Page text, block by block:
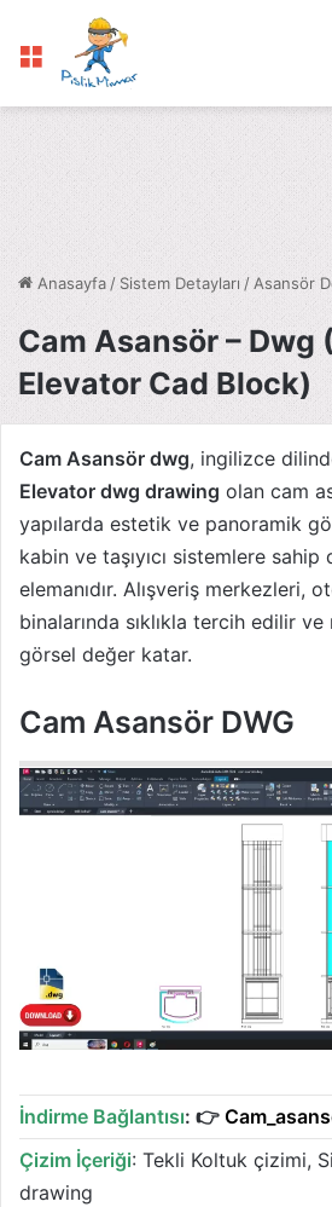
Menü
Anasayfa / Sistem Detayları / Asansör
Cam Asansör – Dwg
Elevator Cad Block)
Cam Asansör dwg, ingilizce
Elevator dwg drawing olan cam
yapılarda estetik ve panoramik
kabin ve taşıyıcı sistemlere sahip
elemanıdır. Alışveriş merkezleri,
binalarında sıklıkla tercih edilir ve
görsel değer katar.
Cam Asansör DWG
İndirme Bağlantısı: 👉
Çizim İçeriği: Tekli Koltuk çizimi,
drawing